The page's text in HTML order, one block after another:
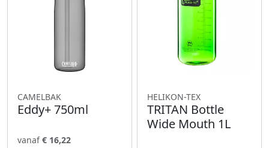
CAMELBAK
Eddy+ 750ml
vanaf€ 16,22
HELIKON-TEX
TRITAN Bottle
Wide Mouth 1L